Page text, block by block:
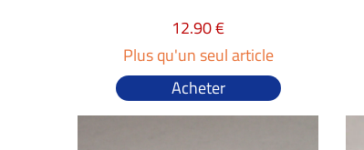
12.90 €
Plus qu'un seul article
Acheter